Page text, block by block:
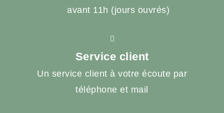
avant 11h (jours ouvrés)
Service client
Un service client à votre écoute par
téléphone et mail